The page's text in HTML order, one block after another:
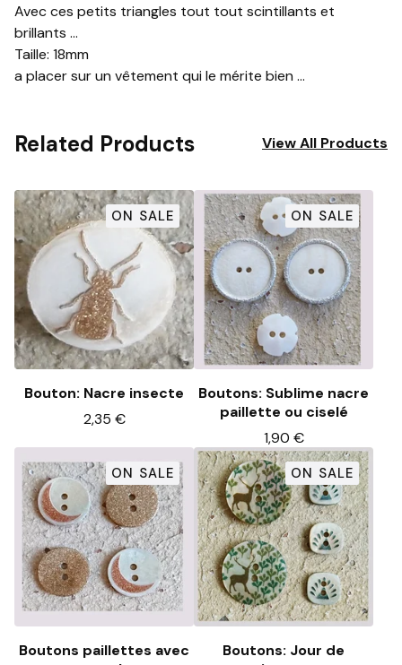
Avec ces petits triangles tout tout scintillants et
brillants ...
Taille: 18mm
a placer sur un vêtement qui le mérite bien ...
Related Products View All Products
ON SALE
Bouton: Nacre insecte
2,35 €
ON SALE
Boutons: Sublime nacre
paillette ou ciselé
1,90 €
ON SALE
Boutons paillettes avec
ON SALE
Boutons: Jour de